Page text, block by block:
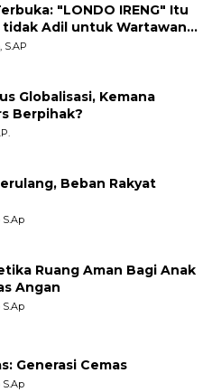
"LONDO IRENG" Itu
LSM
S.AP
Globalisasi, Kemana
Berpihak?
Beban Rakyat
Ruang Aman Bagi Anak
Angan
Generasi Cemas